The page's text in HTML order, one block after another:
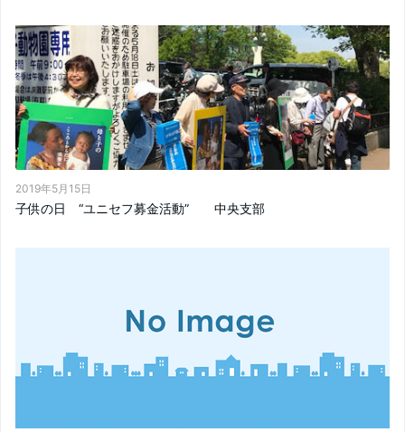
2019年5月15日
子供の日 “ユニセフ募金活動” 中央支部